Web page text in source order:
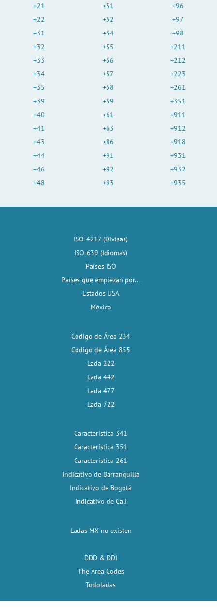
+21
+22
+31
+32
+33
+34
+35
+39
+40
+41
+43
+44
+46
+48
+51
+52
+54
+55
+56
+57
+58
+59
+61
+63
+86
+91
+92
+93
+96
+97
+98
+211
+212
+223
+261
+351
+911
+912
+918
+931
+932
+935
ISO-4217 (Divisas)
ISO-639 (Idiomas)
Países ISO
Países que empiezan por...
Estados USA
México
Código de Área 234
Código de Área 855
Lada 222
Lada 442
Lada 477
Lada 722
Característica 341
Característica 351
Característica 261
Indicativo de Barranquilla
Indicativo de Bogotá
Indicativo de Cali
Ladas MX no existen
DDD & DDI
The Area Codes
Todoladas